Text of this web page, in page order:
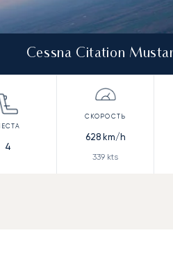
Cessna Citation
4
628km/h
339 kts